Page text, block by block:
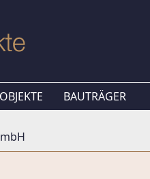
BAUTRÄGER